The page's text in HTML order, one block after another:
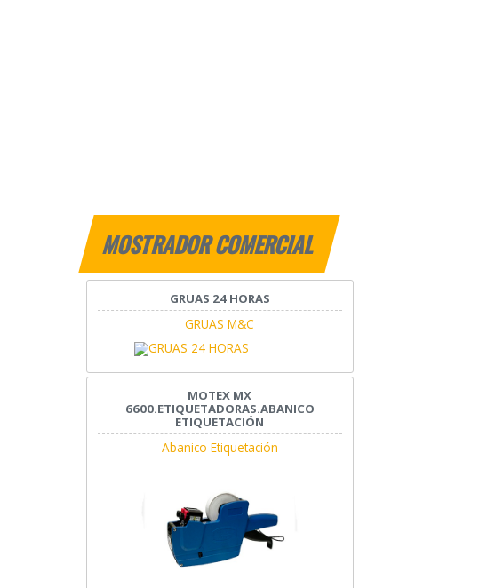
MOSTRADOR COMERCIAL
GRUAS 24 HORAS
GRUAS M&C
MOTEX MX
6600.ETIQUETADORAS.ABANICO
ETIQUETACIÓN
Abanico Etiquetación